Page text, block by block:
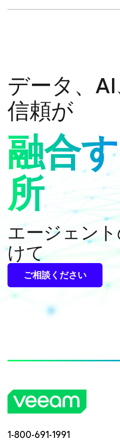
データ、AI
信頼が
融合
所
エージェン
けて
ご相談ください
1-800-691-1991